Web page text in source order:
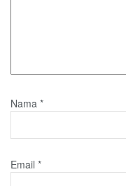
Nama *
Email *